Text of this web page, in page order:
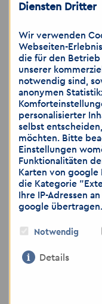
personal.de/
Andreas
Rex Madrian
Gesellschaft
HRB 64007
Sitz: Berlin
Hinweis: Wir
Übermittlung
achten Sie
Diensten Dritter
Wir verwenden
Webseiten-
die für den
unserer
notwendig sind,
anonymen
personalisierter
selbst
möchten. Bitte
Einstellungen
Funktionalitäten
Karten von google
die Kategorie
Ihre IP-Adressen
google übertragen.
Notwendig
Details